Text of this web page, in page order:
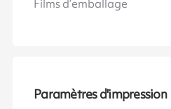
Films d’emballage
Paramètres d'impression